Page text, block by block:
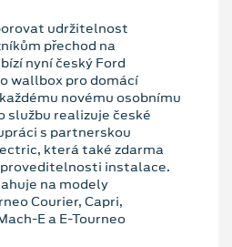
udržitelnost
přechod na
nyní český Ford
wallbox pro domácí
novému osobnímu
realizuje české
s partnerskou
která také zdarma
instalace.
na modely
Courier, Capri,
⁠E a E⁠-⁠Tourneo